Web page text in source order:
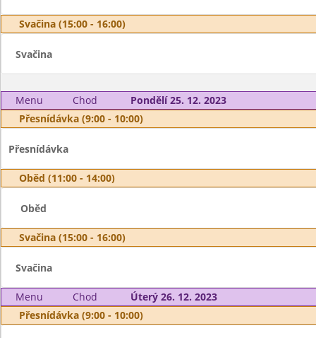
Svačina (15:00 - 16:00)
Svačina
Menu Chod
Pondělí 25. 12. 2023
Přesnídávka (9:00 - 10:00)
Přesnídávka
Oběd (11:00 - 14:00)
Oběd
Svačina (15:00 - 16:00)
Svačina
Menu Chod
Úterý 26. 12. 2023
Přesnídávka (9:00 - 10:00)